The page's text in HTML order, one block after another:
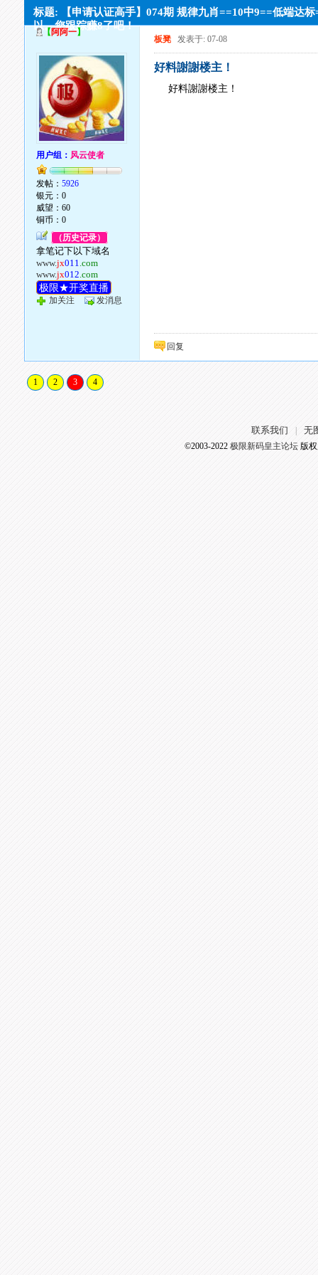
标题: 【申请认证高手】074期 规律九肖==10中9==低端达
以。您跟踪赚8了吧！
【 阿阿一】
用户组： 风云使者
发帖：5926
银元：0
威望：60
铜币：0
（历史记录）
拿笔记下以下域名
www.jx011.com
www.jx012.com
极限★开奖直播
加关注 发消息
板凳 发表于: 07-08
好料謝謝楼主！
好料謝謝楼主！
回复
1 2 3 4
联系我们 无
©2003-2022 极限新码皇主论坛版权